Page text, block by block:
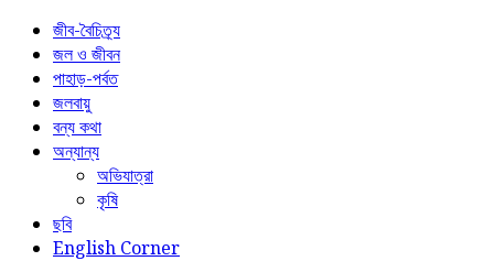
জীব-বৈচিত্র্য
জল ও জীবন
পাহাড়-পর্বত
জলবায়ু
বন্য কথা
অন্যান্য
অভিযাত্রা
কৃষি
ছবি
English Corner